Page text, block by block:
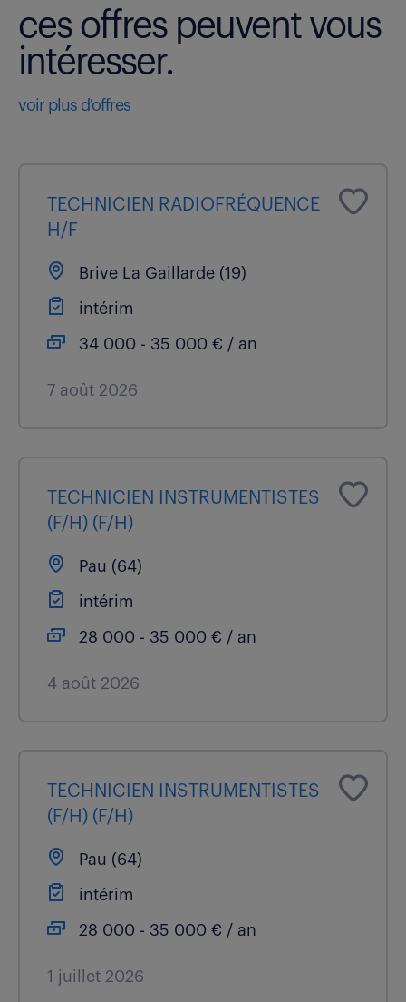
ces offres peuvent vous
intéresser.
voir plus d'offres
TECHNICIEN RADIOFRÉQUENCE
H/F
Brive La Gaillarde (19)
intérim
34 000 - 35 000 € / an
7 août 2026
TECHNICIEN INSTRUMENTISTES
(F/H) (F/H)
Pau (64)
intérim
28 000 - 35 000 € / an
4 août 2026
TECHNICIEN INSTRUMENTISTES
(F/H) (F/H)
Pau (64)
intérim
28 000 - 35 000 € / an
1 juillet 2026